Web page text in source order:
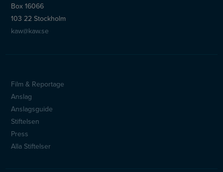
Box 16066
103 22 Stockholm
kaw@kaw.se
Sidfotsmeny
Film & Reportage
Anslag
Anslagsguide
Stiftelsen
Press
Alla Stiftelser